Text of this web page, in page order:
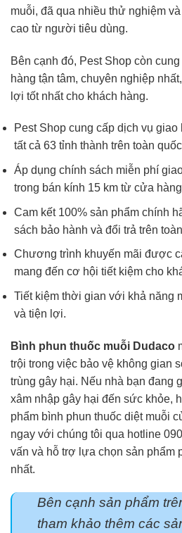
muỗi, đã qua nhiều thử nghiệm
cao từ người tiêu dùng.
Bên cạnh đó, Pest Shop còn
hàng tận tâm, chuyên nghiệp
lợi tốt nhất cho khách hàng.
Pest Shop cung cấp dịch vụ
tất cả 63 tỉnh thành trên toàn
Áp dụng chính sách miễn phí
trong bán kính 15 km từ cửa
Cam kết 100% sản phẩm chính
sách bảo hành và đổi trả trên
Chương trình khuyến mãi được
mang đến cơ hội tiết kiệm cho
Tiết kiệm thời gian với khả năng
và tiện lợi.
Bình phun thuốc muỗi Dudaco
trội trong việc bảo vệ không gian
trùng gây hại. Nếu nhà bạn đang
xâm nhập gây hại đến sức khỏe,
phẩm bình phun thuốc diệt muỗi
ngay với chúng tôi qua hotline
vấn và hỗ trợ lựa chọn sản phẩm
nhất.
Bên cạnh sản phẩm
tham khảo thêm các